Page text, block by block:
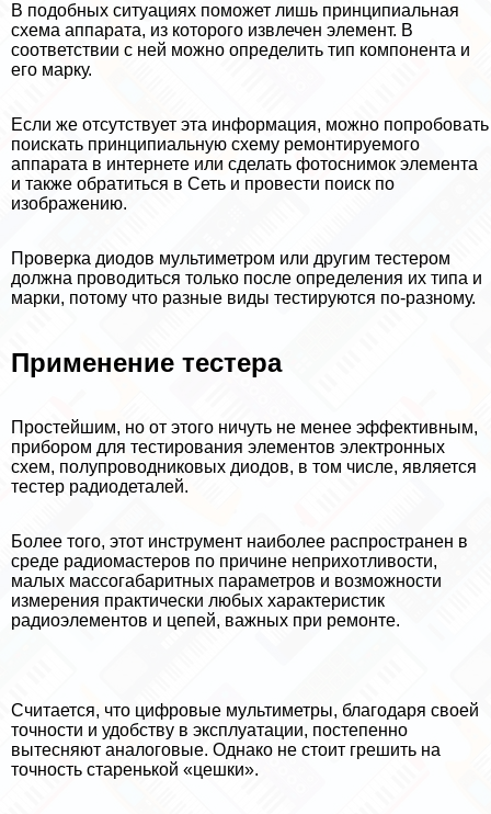
В подобных ситуациях поможет лишь принципиальная
схема аппарата, из которого извлечен элемент. В
соответствии с ней можно определить тип компонента и
его марку.
Если же отсутствует эта информация, можно попробовать
поискать принципиальную схему ремонтируемого
аппарата в интернете или сделать фотоснимок элемента
и также обратиться в Сеть и провести поиск по
изображению.
Проверка диодов мультиметром или другим тестером
должна проводиться только после определения их типа и
марки, потому что разные виды тестируются по-разному.
Применение тестера
Простейшим, но от этого ничуть не менее эффективным,
прибором для тестирования элементов электронных
схем, полупроводниковых диодов, в том числе, является
тестер радиодеталей.
Более того, этот инструмент наиболее распространен в
среде радиомастеров по причине неприхотливости,
малых массогабаритных параметров и возможности
измерения пpaктически любых хаpaктеристик
радиоэлементов и цепей, важных при ремонте.
Считается, что цифровые мультиметры, благодаря своей
точности и удобству в эксплуатации, постепенно
вытесняют аналоговые. Однако не стоит грешить на
точность старенькой «цешки».